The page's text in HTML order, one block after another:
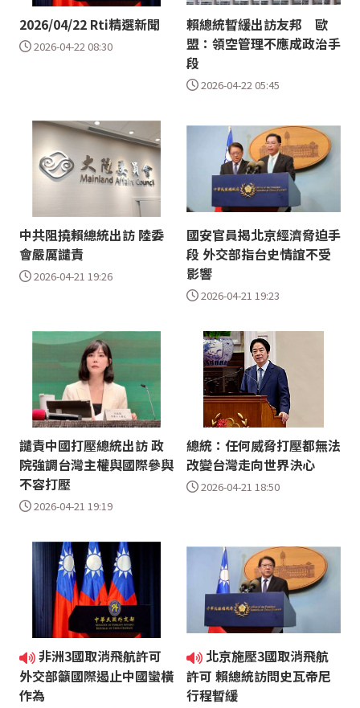
2026/04/22 Rti精選新聞
2026-04-22 08:30
賴總統暫緩出訪友邦 歐
盟：領空管理不應成政治手
段
2026-04-22 05:45
中共阻撓賴總統出訪 陸委
會嚴厲譴責
2026-04-21 19:26
國安官員揭北京經濟脅迫手
段 外交部指台史情誼不受
影響
2026-04-21 19:23
譴責中國打壓總統出訪 政
院強調台灣主權與國際參與
不容打壓
2026-04-21 19:19
總統：任何威脅打壓都無法
改變台灣走向世界決心
2026-04-21 18:50
非洲3國取消飛航許可
外交部籲國際遏止中國蠻橫
作為
北京施壓3國取消飛航
許可 賴總統訪問史瓦帝尼
行程暫緩